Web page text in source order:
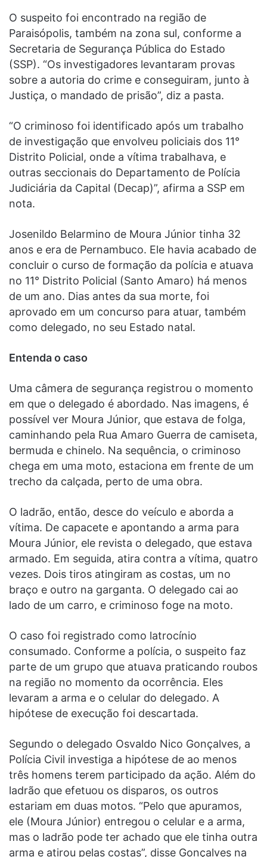
O suspeito foi encontrado na região de
Paraisópolis, também na zona sul, conforme a
Secretaria de Segurança Pública do Estado
(SSP). “Os investigadores levantaram provas
sobre a autoria do crime e conseguiram, junto à
Justiça, o mandado de prisão”, diz a pasta.
“O criminoso foi identificado após um trabalho
de investigação que envolveu policiais dos 11°
Distrito Policial, onde a vítima trabalhava, e
outras seccionais do Departamento de Polícia
Judiciária da Capital (Decap)”, afirma a SSP em
nota.
Josenildo Belarmino de Moura Júnior tinha 32
anos e era de Pernambuco. Ele havia acabado de
concluir o curso de formação da polícia e atuava
no 11° Distrito Policial (Santo Amaro) há menos
de um ano. Dias antes da sua morte, foi
aprovado em um concurso para atuar, também
como delegado, no seu Estado natal.
Entenda o caso
Uma câmera de segurança registrou o momento
em que o delegado é abordado. Nas imagens, é
possível ver Moura Júnior, que estava de folga,
caminhando pela Rua Amaro Guerra de camiseta,
bermuda e chinelo. Na sequência, o criminoso
chega em uma moto, estaciona em frente de um
trecho da calçada, perto de uma obra.
O ladrão, então, desce do veículo e aborda a
vítima. De capacete e apontando a arma para
Moura Júnior, ele revista o delegado, que estava
armado. Em seguida, atira contra a vítima, quatro
vezes. Dois tiros atingiram as costas, um no
braço e outro na garganta. O delegado cai ao
lado de um carro, e criminoso foge na moto.
O caso foi registrado como latrocínio
consumado. Conforme a polícia, o suspeito faz
parte de um grupo que atuava praticando roubos
na região no momento da ocorrência. Eles
levaram a arma e o celular do delegado. A
hipótese de execução foi descartada.
Segundo o delegado Osvaldo Nico Gonçalves, a
Polícia Civil investiga a hipótese de ao menos
três homens terem participado da ação. Além do
ladrão que efetuou os disparos, os outros
estariam em duas motos. “Pelo que apuramos,
ele (Moura Júnior) entregou o celular e a arma,
mas o ladrão pode ter achado que ele tinha outra
arma e atirou pelas costas”, disse Gonçalves na